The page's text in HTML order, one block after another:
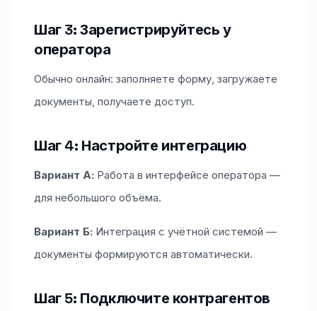
Шаг 3: Зарегистрируйтесь у
оператора
Обычно онлайн: заполняете форму, загружаете
документы, получаете доступ.
Шаг 4: Настройте интеграцию
Вариант А: Работа в интерфейсе оператора —
для небольшого объёма.
Вариант Б: Интеграция с учётной системой —
документы формируются автоматически.
Шаг 5: Подключите контрагентов